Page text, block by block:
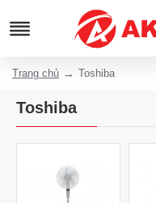
Trang chủ Toshiba
Toshiba